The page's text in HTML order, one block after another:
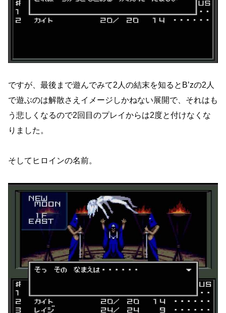
ですが、最後まで遊んでみて2人の結末を知るとB’zの2人
で遊ぶのは解散さえイメージしかねない展開で、それはも
う悲しくなるので2回目のプレイからは2度と付けなくな
りました。
そしてヒロインの名前。